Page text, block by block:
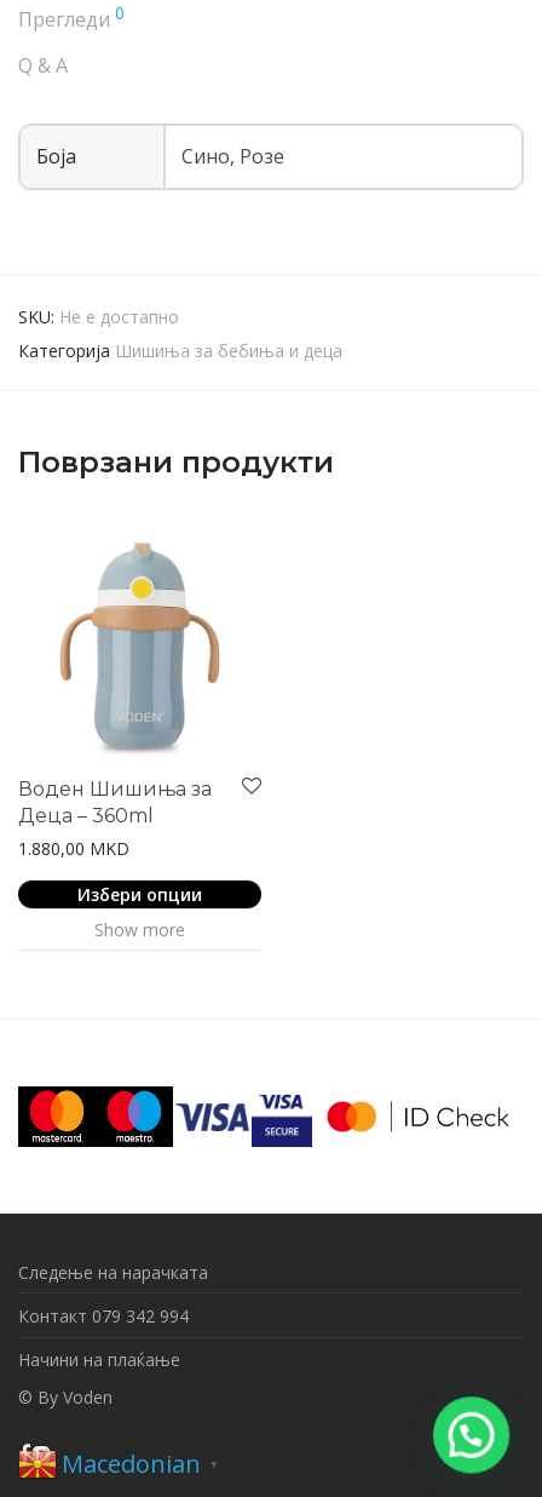
Прегледи 0
Q & A
Боја Синo, Розе
SKU: Не е достапно
Категорија Шишиња за бебиња и деца
Поврзани продукти
Воден Шишиња за
Деца – 360ml
1.880,00 MKD
Избери опции
This
product
options
may
be
on
product
page
Show more
Следење на нарачката
Контакт 079 342 994
Начини на плаќање
© By Voden
Macedonian ▼